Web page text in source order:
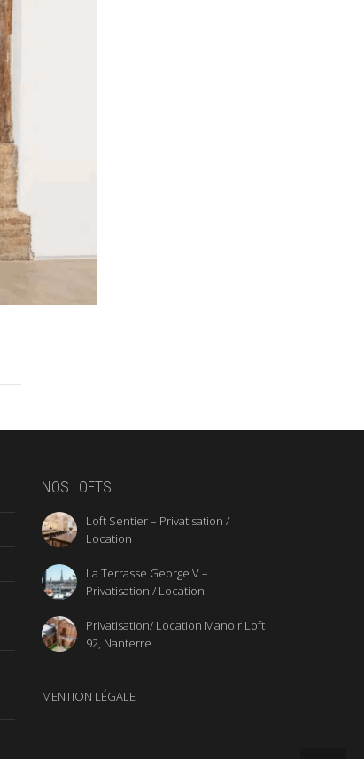
NOS LOFTS
Loft Sentier – Privatisation /
Location
La Terrasse George V –
Privatisation / Location
Privatisation/ Location Manoir Loft
92, Nanterre
MENTION LÉGALE